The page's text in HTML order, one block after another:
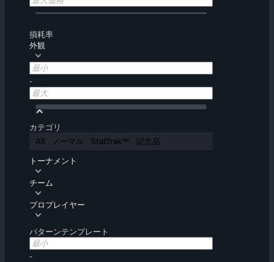
損耗率
外観
-
カテゴリ
All ノーマル StatTrak™ 記念品
トーナメント
チーム
プロプレイヤー
パターンテンプレート
-